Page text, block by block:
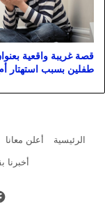
قصة غريبة واقعية
طفلين بسبب استهتار
الرئيسية أعلن معانا
أخبرنا